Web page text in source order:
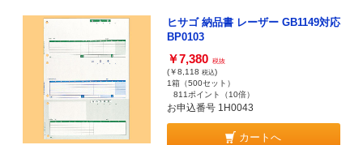
ヒサゴ 納品書 レーザー GB1149対応
BP0103
￥7,380 税抜
(￥8,118 税込)
1箱（500セット）
811ポイント
（10倍）
お申込番号 1H0043
カートへ